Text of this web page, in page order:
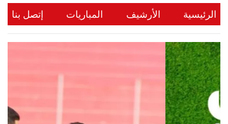
الرئيسية الأرشيف المباريات إتصل بنا